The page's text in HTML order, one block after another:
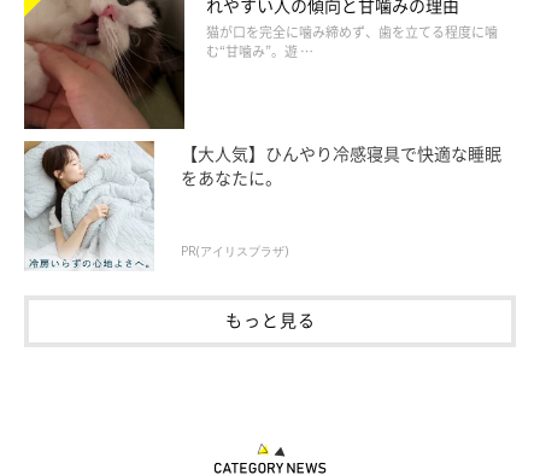
猫が口を完全に噛み締めず、歯を立てる程度に噛
む“甘噛み”。遊 …
【大人気】ひんやり冷感寝具で快適な睡眠
をあなたに。
PR(アイリスプラザ)
もっと見る